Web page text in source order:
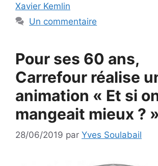
Xavier Kemlin
Un commentaire
Pour ses 60 ans,
Carrefour réalise
animation « Et si
mangeait mieux ? »
28/06/2019 par Yves Soulabail